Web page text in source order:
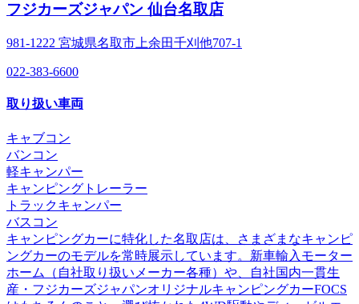
フジカーズジャパン 仙台名取店
981-1222 宮城県名取市上余田千刈他707-1
022-383-6600
取り扱い車両
キャブコン
バンコン
軽キャンパー
キャンピングトレーラー
トラックキャンパー
バスコン
キャンピングカーに特化した名取店は、さまざまなキャンピ
ングカーのモデルを常時展示しています。新車輸入モーター
ホーム（自社取り扱いメーカー各種）や、自社国内一貫生
産・フジカーズジャパンオリジナルキャンピングカーFOCS